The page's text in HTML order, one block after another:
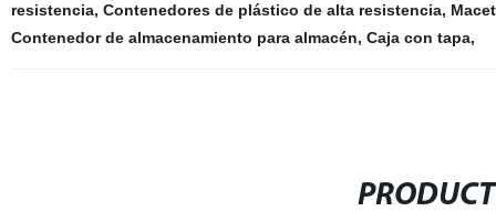
resistencia, Contenedores de plástico de alta resistencia,
Contenedor de almacenamiento para almacén, Caja con tapa,